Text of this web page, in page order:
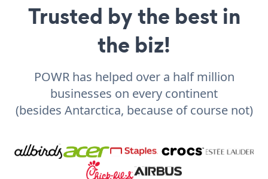
Trusted by the best in
the biz!
POWR has helped over a half million
businesses on every continent
(besides Antarctica, because of course not)